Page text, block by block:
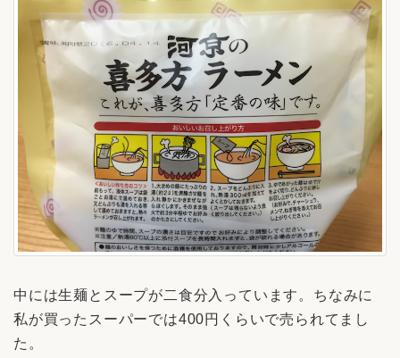
中には生麺とスープが二食分入っています。ちなみに
私が買ったスーパーでは400円くらいで売られてまし
た。